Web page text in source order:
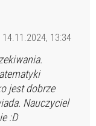
14.11.2024, 13:34
jest dobrze
Nauczyciel
:D